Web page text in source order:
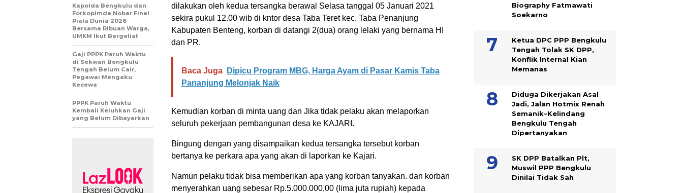
dilakukan oleh kedua tersangka berawal Selasa tanggal 05 Januari 2021
sekira pukul 12.00 wib di kntor desa Taba Teret kec. Taba Penanjung
Kabupaten Benteng, korban di datangi 2(dua) orang lelaki yang bernama HI
dan PR.
Baca Juga
Dipicu Program MBG, Harga Ayam di Pasar Kamis Taba
Pananjung Melonjak Naik
Kemudian korban di minta uang dan Jika tidak pelaku akan melaporkan
seluruh pekerjaan pembangunan desa ke KAJARI.
Bingung dengan yang disampaikan kedua tersangka tersebut korban
bertanya ke perkara apa yang akan di laporkan ke Kajari.
Namun pelaku tidak bisa memberikan apa yang korban tanyakan. dan korban
menyerahkan uang sebesar Rp.5.000.000,00 (lima juta rupiah) kepada
Kapolda Bengkulu dan
Forkopimda Nobar Final
Piala Dunia 2026
Bersama Ribuan Warga,
UMKM Ikut Bergeliat
Gaji PPPK Paruh Waktu
di Sekwan Bengkulu
Tengah Belum Cair,
Pegawai Mengaku
Kecewa
PPPK Paruh Waktu
Kembali Keluhkan Gaji
yang Belum Dibayarkan
Biography Fatmawati
Soekarno
Ketua DPC PPP Bengkulu
Tengah Tolak SK DPP,
Konflik Internal Kian
Memanas
Diduga Dikerjakan Asal
Jadi, Jalan Hotmix Renah
Semanik–Kelindang
Bengkulu Tengah
Dipertanyakan
SK DPP Batalkan Plt,
Muswil PPP Bengkulu
Dinilai Tidak Sah